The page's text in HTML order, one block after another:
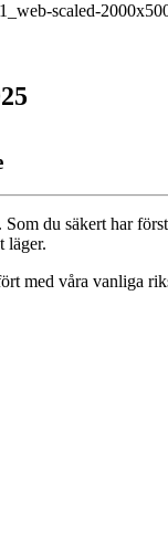
du säkert har
läger.
med våra vanliga